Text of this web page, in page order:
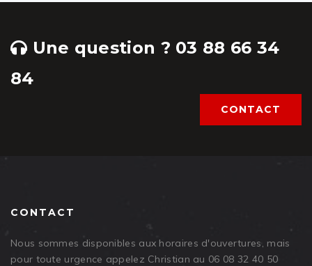
Une question ? 03 88 66 34
84
CONTACT
CONTACT
Nous sommes disponibles aux horaires d'ouvertures, mais
pour toute urgence appelez Christian au 06 08 32 40 50